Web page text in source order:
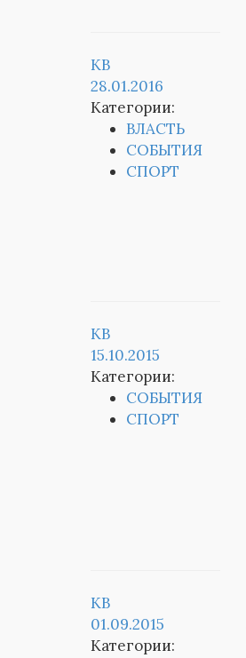
KB
28.01.2016
Категории:
ВЛАСТЬ
СОБЫТИЯ
СПОРТ
KB
15.10.2015
Категории:
СОБЫТИЯ
СПОРТ
KB
01.09.2015
Категории: